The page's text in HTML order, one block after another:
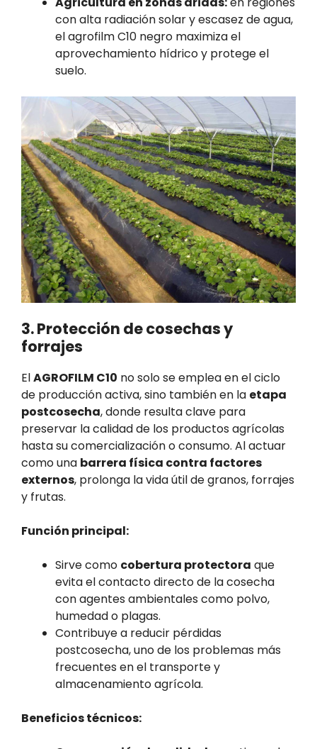
con alta radiación solar y escasez de agua,
el agrofilm C10 negro maximiza el
aprovechamiento hídrico y protege el
suelo.
3. Protección de cosechas y
forrajes
ElAGROFILM C10 no solo se emplea en el ciclo
de producción activa, sino también en la etapa
postcosecha, donde resulta clave para
preservar la calidad de los productos agrícolas
hasta su comercialización o consumo. Al actuar
como una barrera física contra factores
externos, prolonga la vida útil de granos, forrajes
y frutas.
Función principal:
Sirve como cobertura protectora que
evita el contacto directo de la cosecha
con agentes ambientales como polvo,
humedad o plagas.
Contribuye a reducir pérdidas
postcosecha, uno de los problemas más
frecuentes en el transporte y
almacenamiento agrícola.
Beneficios técnicos: